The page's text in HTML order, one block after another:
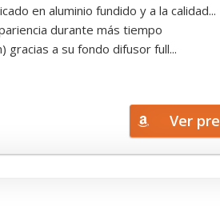
en aluminio fundido y a la calidad...
durante más tiempo
gracias a su fondo difusor full...
Ver